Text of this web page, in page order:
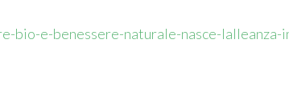
bio-e-benessere-naturale-nasce-lalleanza-